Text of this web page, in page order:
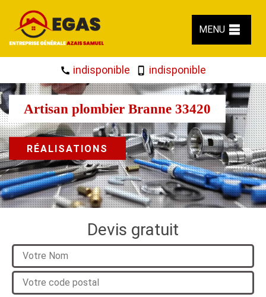
MENU
indisponible indisponible
Artisan plombier Branne 33420
RÉALISATIONS
Devis gratuit